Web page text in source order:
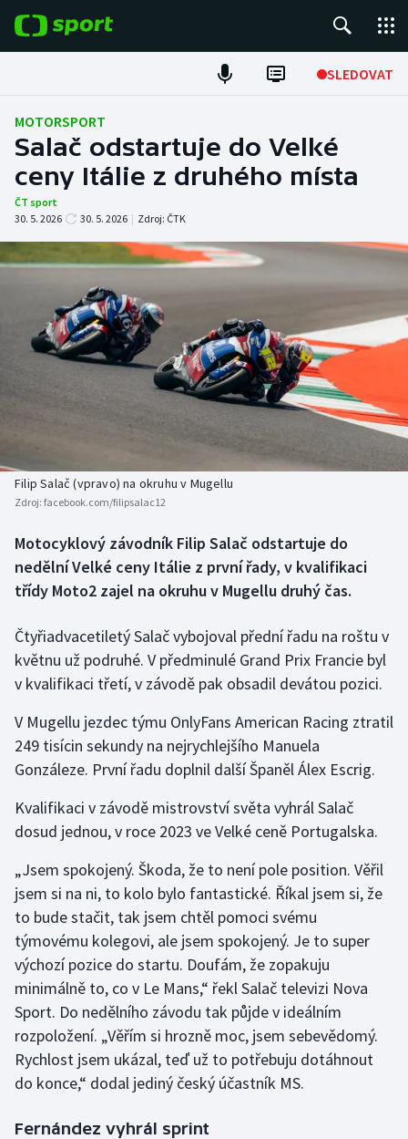
SLEDOVAT
Fotbal
Hokej
Tenis
Atletika
Cyklistika
DALŠÍ SPORTY
Baseball a softbal
Biatlon
Boby a skeleton
Box
Curling
Dostihy
Florbal
Futsal
Golf
Gymnastika
Házená
Jezdectví
Judo
Krasobruslení
Lezení
Lyže a snowboard
Soutěže
Aplikace ČT sport
AZ kvíz
MOTORSPORT
Salač odstartuje do Velké
ceny Itálie z druhého místa
ČT sport
30. 5. 2026
30. 5. 2026 | Zdroj: ČTK
Filip Salač (vpravo) na okruhu v Mugellu
Zdroj: facebook.com/filipsalac12
Motocyklový závodník Filip Salač odstartuje do
nedělní Velké ceny Itálie z první řady, v kvalifikaci
třídy Moto2 zajel na okruhu v Mugellu druhý čas.
Čtyřiadvacetiletý Salač vybojoval přední řadu na roštu v
květnu už podruhé. V předminulé Grand Prix Francie byl
v kvalifikaci třetí, v závodě pak obsadil devátou pozici.
V Mugellu jezdec týmu OnlyFans American Racing ztratil
249 tisícin sekundy na nejrychlejšího Manuela
Gonzáleze. První řadu doplnil další Španěl Álex Escrig.
Kvalifikaci v závodě mistrovství světa vyhrál Salač
dosud jednou, v roce 2023 ve Velké ceně Portugalska.
„Jsem spokojený. Škoda, že to není pole position. Věřil
jsem si na ni, to kolo bylo fantastické. Říkal jsem si, že
to bude stačit, tak jsem chtěl pomoci svému
týmovému kolegovi, ale jsem spokojený. Je to super
výchozí pozice do startu. Doufám, že zopakuju
minimálně to, co v Le Mans,“ řekl Salač televizi Nova
Sport. Do nedělního závodu tak půjde v ideálním
rozpoložení. „Věřím si hrozně moc, jsem sebevědomý.
Rychlost jsem ukázal, teď už to potřebuju dotáhnout
do konce,“ dodal jediný český účastník MS.
Fernández vyhrál sprint